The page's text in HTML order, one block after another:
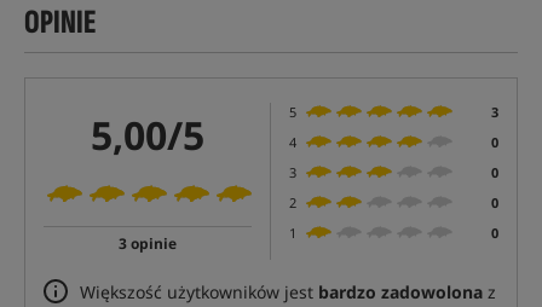
OPINIE
5,00/5
3 opinie
5
3
4
0
3
0
2
0
1
0
Większość użytkowników jest bardzo zadowolona z